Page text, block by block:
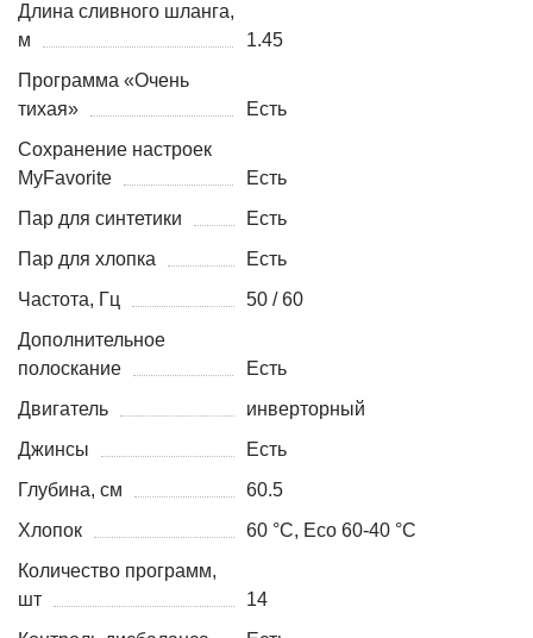
Длина сливного шланга,
м
1.45
Программа «Очень
тихая»
Есть
Сохранение настроек
MyFavorite
Есть
Пар для синтетики
Есть
Пар для хлопка
Есть
Частота, Гц
50 / 60
Дополнительное
полоскание
Есть
Двигатель
инверторный
Джинсы
Есть
Глубина, см
60.5
Хлопок
60 °С, Eco 60-40 °С
Количество программ,
шт
14